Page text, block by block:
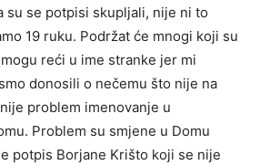
su se potpisi skupljali, nije ni to
19 ruku. Podržat će mnogi koji su
reći u ime stranke jer mi
donosili o nečemu što nije na
problem imenovanje u
Problem su smjene u Domu
potpis Borjane Krišto koji se nije